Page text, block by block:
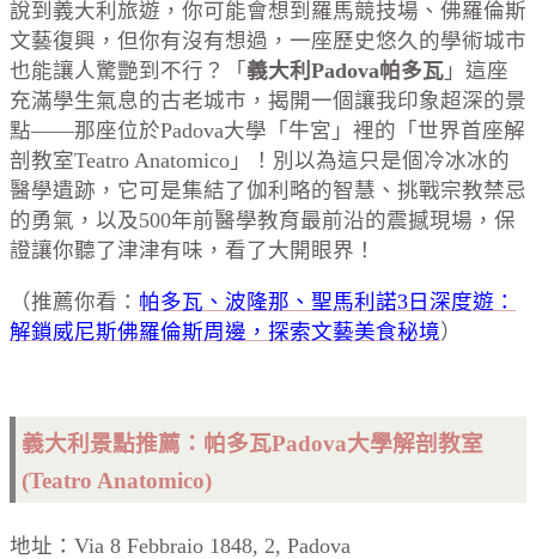
說到義大利旅遊，你可能會想到羅馬競技場、佛羅倫斯
文藝復興，但你有沒有想過，一座歷史悠久的學術城市
也能讓人驚艷到不行？「 義大利Padova帕多瓦 」這座
充滿學生氣息的古老城市，揭開一個讓我印象超深的景
點——那座位於Padova大學「牛宮」裡的「世界首座解
剖教室Teatro Anatomico」！別以為這只是個冷冰冰的
醫學遺跡，它可是集結了伽利略的智慧、挑戰宗教禁忌
的勇氣，以及500年前醫學教育最前沿的震撼現場，保
證讓你聽了津津有味，看了大開眼界！
（推薦你看： 帕多瓦、波隆那、聖馬利諾3日深度遊：
解鎖威尼斯佛羅倫斯周邊，探索文藝美食秘境）
義大利景點推薦：帕多瓦Padova大學解剖教室
(Teatro Anatomico)
地址：Via 8 Febbraio 1848, 2, Padova